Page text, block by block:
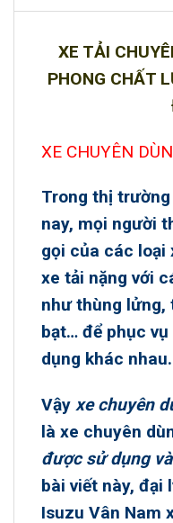
XE TẢI
PHONG CHẤT
XE CHUYÊN
Trong thị trường
nay, mọi người
gọi của các loại
xe tải nặng với
như thùng lửng,
bạt… để phục
dụng khác nhau.
Vậy xe chuyên
là xe chuyên
được sử dụng
bài viết này, đại
Isuzu Vân Nam